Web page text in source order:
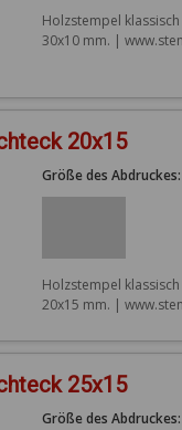
Holzstempel
30x10 mm. |
20x15
Größe des Abdruckes:
Holzstempel
20x15 mm. |
25x15
Größe des Abdruckes: